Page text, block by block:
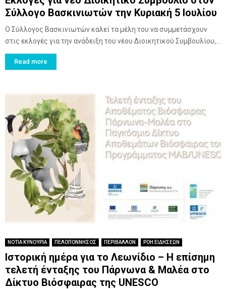
Σύλλογο Βασκινιωτών την Κυριακή 5 Ιουλίου
Ο Σύλλογος Βασκινιωτών καλεί τα μέλη του να συμμετάσχουν
στις εκλογές για την ανάδειξη του νέου Διοικητικού Συμβουλίου,...
Read more
ΝΟΤΙΑ ΚΥΝΟΥΡΙΑ ΠΕΛΟΠΟΝΝΗΣΟΣ ΠΕΡΙΒΑΛΛΟΝ ΡΟΗ ΕΙΔΗΣΕΩΝ
Ιστορική ημέρα για το Λεωνίδιο – Η επίσημη
τελετή ένταξης του Πάρνωνα & Μαλέα στο
Δίκτυο Βιόσφαιρας της UNESCO